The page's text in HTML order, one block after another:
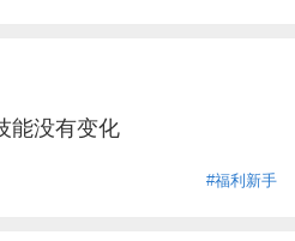
能没有变化
#福利新手